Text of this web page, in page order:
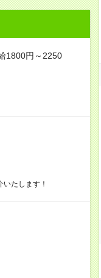
1800円～2250
たします！